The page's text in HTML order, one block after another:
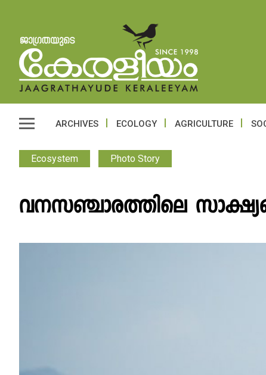
ARCHIVES ECOLOGY AGRICULTURE
Ecosystem Photo Story
വനസഞ്ചാരത്തിലെ